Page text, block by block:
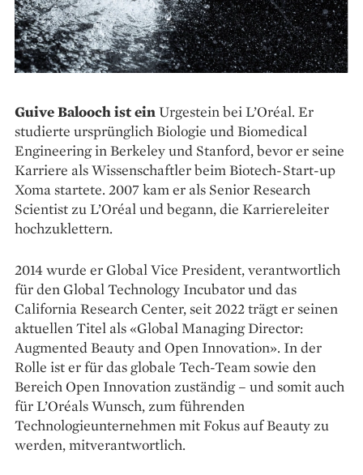
Guive Balooch ist einUrgestein bei L’Oréal. Er
studierte ursprünglich Biologie und Bio­medical
Engineering in Berkeley und Stanford, bevor er seine
Karriere als Wissenschaftler beim Biotech-Start-up
Xoma startete. 2007 kam er als Senior Research
Scientist zu L’Oréal und begann, die Karriereleiter
hochzuklettern.
2014 wurde er Global Vice President, verantwortlich
für den Global Technology Incubator und das
California Research Center, seit 2022 trägt er seinen
aktuellen Titel als «Global Managing Director:
Augmented Beauty and Open Innovation». In der
Rolle ist er für das globale Tech-Team sowie den
Bereich Open Innovation zuständig – und somit auch
für L’Oréals Wunsch, zum führenden
Technologieunternehmen mit ­Fokus auf Beauty zu
werden, mitverantwortlich.